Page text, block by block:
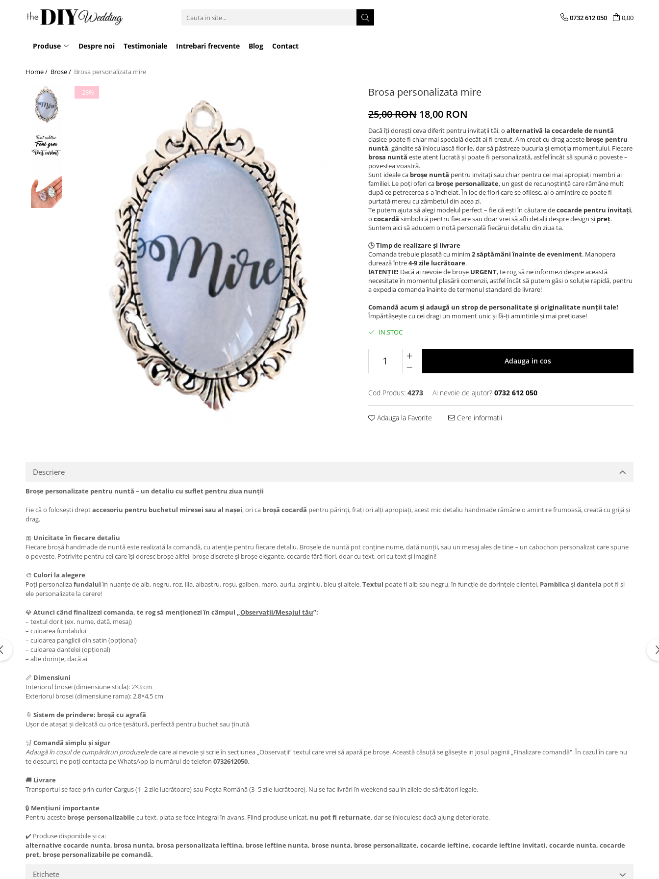
Lumanari
0732 612 050 0,00
Produse Despre noi Testimoniale Intrebari frecvente Blog Contact
Home / Brose / Brosa personalizata mire
Brosa personalizata mire
-28%
25,00 RON 18,00 RON
Dacă îți dorești ceva diferit pentru invitații tăi, o alternativă la cocardele de nuntă
clasice poate fi chiar mai specială decât ai fi crezut. Am creat cu drag aceste broșe pentru
nuntă, gândite să înlocuiască florile, dar să păstreze bucuria și emoția momentului. Fiecare
brosa nuntă este atent lucrată și poate fi personalizată, astfel încât să spună o poveste –
povestea voastră.
Sunt ideale ca broșe nuntă pentru invitați sau chiar pentru cei mai apropiați membri ai
familiei. Le poți oferi ca broșe personalizate, un gest de recunoștință care rămâne mult
după ce petrecerea s-a încheiat. În loc de flori care se ofilesc, ai o amintire ce poate fi
purtată mereu cu zâmbetul din acea zi.
Te putem ajuta să alegi modelul perfect – fie că ești în căutare decocarde pentru invitați,
o cocardă simbolică pentru fiecare sau doar vrei să afli detalii despre design și preț.
Suntem aici să aducem o notă personală fiecărui detaliu din ziua ta.
🕒Timp de realizare și livrare
Comanda trebuie plasată cu minim 2 săptămâni înainte de eveniment. Manopera
durează între4-9zile lucrătoare.
❗️ATENȚIE! Dacă ai nevoie de broșe URGENT, te rog să ne informezi despre această
necesitate în momentul plasării comenzii, astfel încât să putem găsi o soluție rapidă, pentru
a expedia comanda înainte de termenul standard de livrare!
Comandă acum și adaugă un strop de personalitate și originalitate nunții tale!
Împărtășește cu cei dragi un moment unic și fă-ți amintirile și mai prețioase!
IN STOC
Adauga in cos
Cod Produs: 4273 Ai nevoie de ajutor? 0732 612 050
Adauga la Favorite Cere informatii
Descriere
Broșe personalizate pentru nuntă – un detaliu cu suflet pentru ziua nunții
Fie că o folosești dreptaccesoriu pentru buchetul miresei sau al nașei, ori ca broșă cocardă pentru părinți, frați ori alți apropiați, acest mic detaliu handmade rămâne o amintire frumoasă, creată cu grijă și
drag.
🎀 Unicitate în fiecare detaliu
Fiecare broșă handmade de nuntă este realizată la comandă, cu atenție pentru fiecare detaliu. Broșele de nuntă pot conține nume, dată nunții, sau un mesaj ales de tine – un cabochon personalizat care spune
o poveste. Potrivite pentru cei care își doresc broșe altfel, broșe discrete și broșe elegante, cocarde fără flori, doar cu text, ori cu text și imagini!
🎨 Culori la alegere
Poți personalizafundalulîn nuanțe de alb, negru, roz, lila, albastru, roșu, galben, maro, auriu, argintiu, bleu și altele.Textul poate fi alb sau negru, în funcție de dorințele clientei. Pamblica șidantela pot fi si
ele personalizate la cerere!
💎 Atunci când finalizezi comanda, te rog să menționezi în câmpul „Observații/Mesajul tău”:
– textul dorit (ex. nume, dată, mesaj)
– culoarea fundalului
– culoarea panglicii din satin (opțional)
– culoarea dantelei (opțional)
– alte dorințe, dacă ai
📏 Dimensiuni
Interiorul brosei (dimensiune sticla): 2×3 cm
Exteriorul brosei (dimensiune rama): 2,8×4,5 cm
📎 Sistem de prindere: broșă cu agrafă
Ușor de atașat și delicată cu orice țesătură, perfectă pentru buchet sau ținută.
🛒 Comandă simplu și sigur
Adaugă în coșul de cumpărături produselede care ai nevoie și scrie în secțiunea „Observații” textul care vrei să apară pe broșe. Această căsuță se găsește in josul paginii „Finalizare comandă". În cazul în care nu
te descurci, ne poți contacta pe WhatsApp la numărul de telefon 0732612050.
🚚 Livrare
Transportul se face prin curier Cargus (1–2 zile lucrătoare) sau Poșta Română (3–5 zile lucrătoare). Nu se fac livrări în weekend sau în zilele de sărbători legale.
🔒 Mențiuni importante
Pentru aceste broșe personalizabile cu text, plata se face integral în avans. Fiind produse unicat, nu pot fi returnate, dar se înlocuiesc dacă ajung deteriorate.
✔️ Produse disponibile și ca:
alternative cocarde nunta, brosa nunta, brosa personalizata ieftina, brose ieftine nunta, brose nunta, brose personalizate, cocarde ieftine, cocarde ieftine invitati, cocarde nunta, cocarde
pret, broșe personalizabile pe comandă.
Etichete